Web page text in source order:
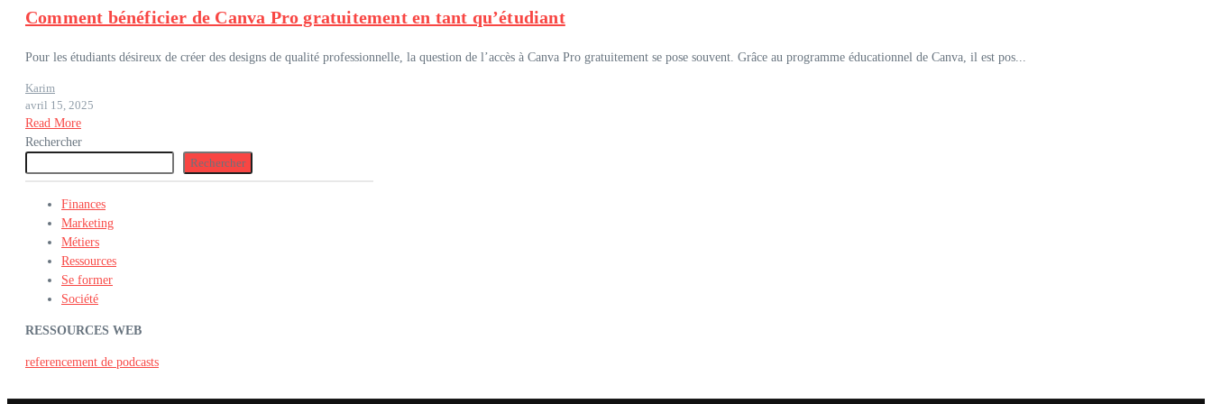
Comment bénéficier de Canva Pro gratuitement en tant qu’étudiant
Pour les étudiants désireux de créer des designs de qualité professionnelle, la question de l’accès à Canva Pro gratuitement se pose souvent. Grâce au programme éducationnel de Canva, il est pos...
Karim
avril 15, 2025
Read More
Rechercher
Rechercher
Finances
Marketing
Métiers
Ressources
Se former
Société
RESSOURCES WEB
referencement de podcasts